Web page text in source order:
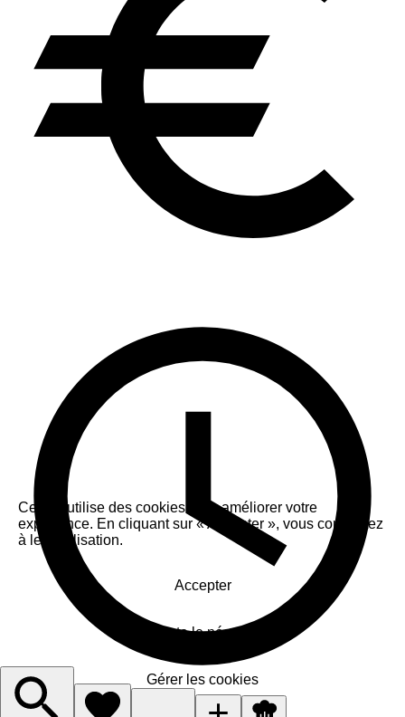
40 min
Ce site utilise des cookies pour améliorer votre
expérience. En cliquant sur « Accepter », vous consentez
à leur utilisation.
Accepter
J'accepte le nécessaire
Gérer les cookies